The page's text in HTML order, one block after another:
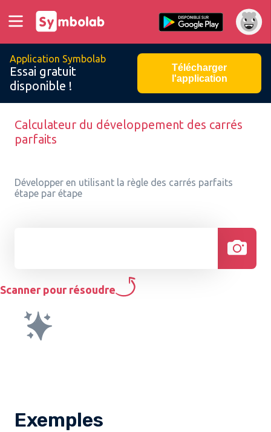
Application Symbolab
Essai gratuit
disponible !
Télécharger
l'application
Calculateur du développement des carrés
parfaits
Développer en utilisant la règle des carrés parfaits
étape par étape
Scanner pour résoudre
Exemples